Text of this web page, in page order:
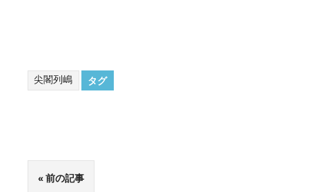
タグ
尖閣列嶋
前の記事